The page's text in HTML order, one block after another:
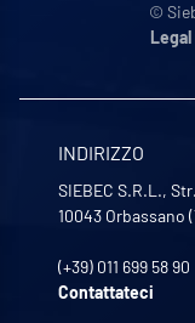
©
INDIRIZZO
SIEBEC S.R.L.,
10043 Orbassano
(+39) 011 699 58 90
Contattateci